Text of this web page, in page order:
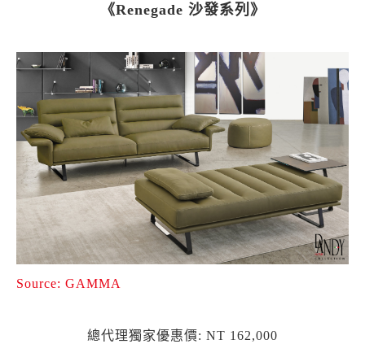
《Renegade 沙發系列》
Source: GAMMA
總代理獨家優惠價: NT 162,000